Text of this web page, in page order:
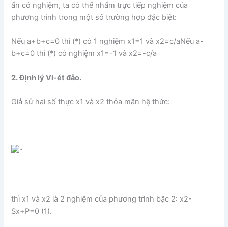
ẩn có nghiệm, ta có thể nhẩm trực tiếp nghiệm của
phương trình trong một số trường hợp đặc biệt:
Nếu a+b+c=0 thì (*) có 1 nghiệm x1=1 và x2=c/aNếu a-
b+c=0 thì (*) có nghiệm x1=-1 và x2=-c/a
2. Định lý Vi-ét đảo.
Giả sử hai số thực x1 và x2 thỏa mãn hệ thức:
thì x1 và x2 là 2 nghiệm của phương trình bậc 2: x2-
Sx+P=0 (1).